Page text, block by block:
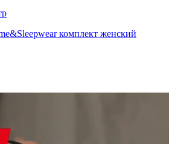
комплект женский